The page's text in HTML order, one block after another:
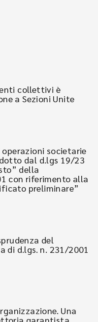
collettivi è
a Sezioni Unite
societarie
dal d.lgs 19/23
della
con riferimento alla
preliminare”
del
di d.lgs. n. 231/2001
Una